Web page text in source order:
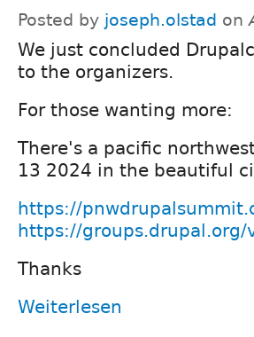
Posted by joseph.olstad on
We just concluded
to the organizers.
For those wanting more:
There's a pacific
13 2024 in the beautiful
https://
https://groups.drupal.org/
Thanks
Weiterlesen